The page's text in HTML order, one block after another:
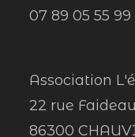
07 89 05 55 99
Association
22 rue Faideau
86300